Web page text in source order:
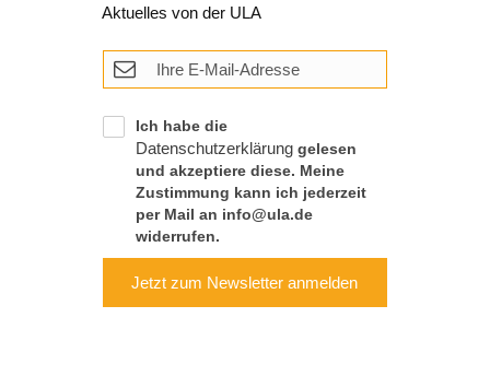
Jetzt zum Newsletter anmelden
Aktuelles von der ULA
Ich habe die
Datenschutzerklärung gelesen
und akzeptiere diese. Meine
Zustimmung kann ich jederzeit
per Mail an info@ula.de
widerrufen.